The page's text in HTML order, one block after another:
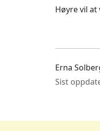
Høyre vil
Erna
Sist